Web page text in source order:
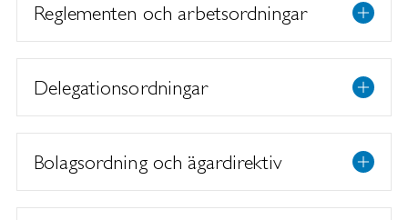
Reglementen och arbetsordningar
Delegationsordningar
Bolagsordning och ägardirektiv